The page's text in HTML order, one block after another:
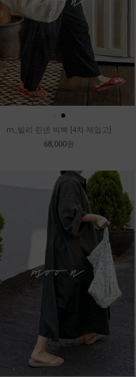
●
m_빌리 린넨 빅백 [4차 재입고]
68,000원